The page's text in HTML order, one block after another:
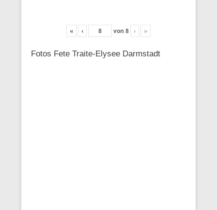
« ‹ von 8 › »
Fotos Fete Traite-Elysee Darmstadt